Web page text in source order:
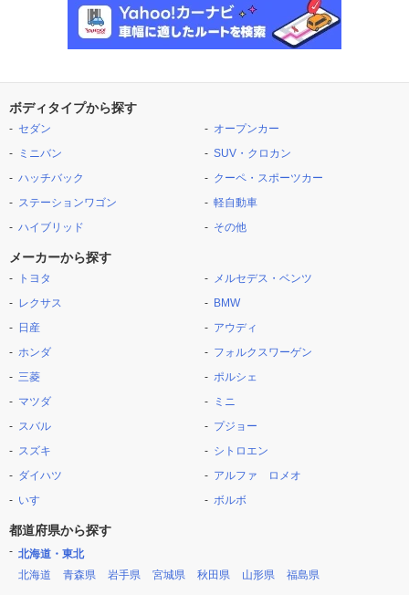
ボディタイプから探す
セダン
ミニバン
ハッチバック
ステーションワゴン
ハイブリッド
オープンカー
SUV・クロカン
クーペ・スポーツカー
軽自動車
その他
メーカーから探す
トヨタ
レクサス
日産
ホンダ
三菱
マツダ
スバル
スズキ
ダイハツ
いすゞ
メルセデス・ベンツ
BMW
アウディ
フォルクスワーゲン
ポルシェ
ミニ
プジョー
シトロエン
アルファ ロメオ
ボルボ
都道府県から探す
北海道・東北
北海道
青森県 岩手県 宮城県 秋田県 山形県 福島県